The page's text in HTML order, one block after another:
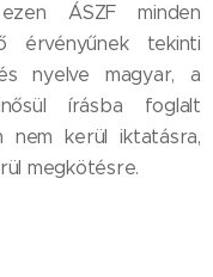
ÁSZF minden
érvényűnek tekinti
nyelve magyar, a
írásba foglalt
nem kerül iktatásra,
megkötésre.